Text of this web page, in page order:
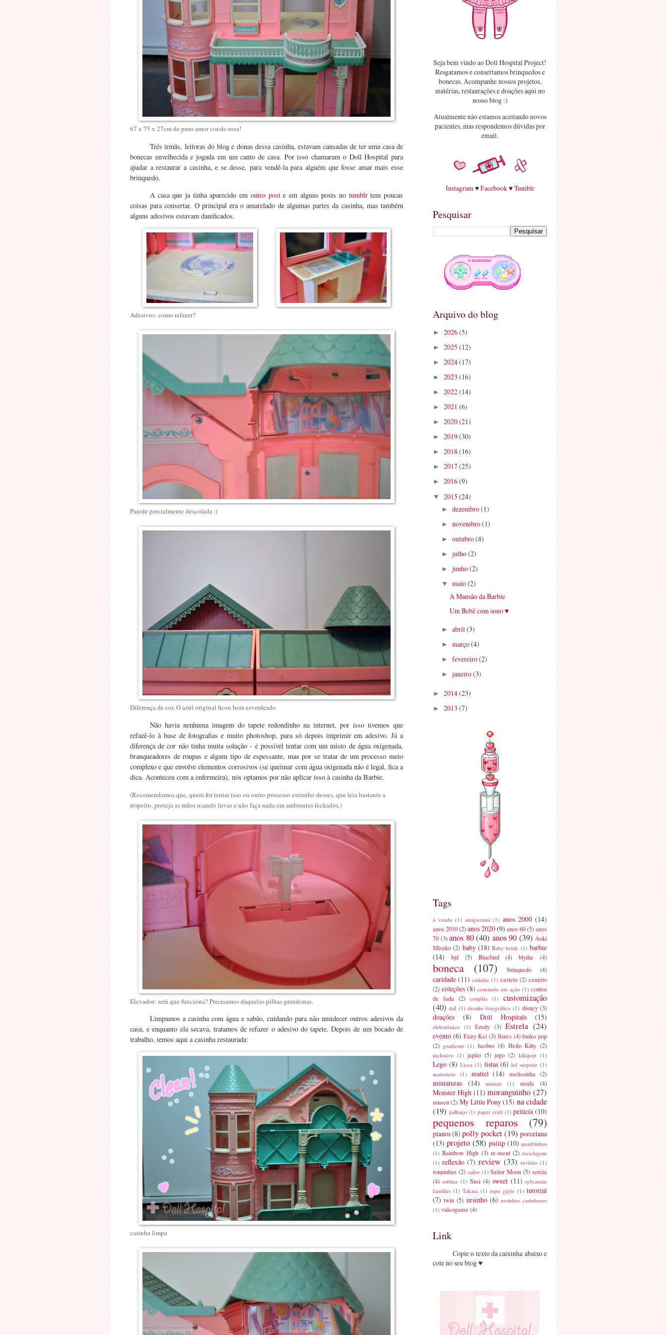
67 x 75 x 27cm de puro amor cor-de-rosa!
Três irmãs, leitoras do blog e donas dessa casinha, estavam cansadas de ter uma casa de
bonecas envelhecida e jogada em um canto de casa. Por isso chamaram o Doll Hospital para
ajudar a restaurar a casinha, e se desse, para vendê-la para alguém que fosse amar mais esse
brinquedo.
A casa que ja tinha aparecido em outro poste em alguns posts no tumblrtem poucas
coisas para consertar. O principal era o amarelado de algumas partes da casinha, mas também
alguns adesivos estavam danificados.
Adesivos: como refazer?
Parede parcialmente descolada :(
Diferença de cor. O azul original ficou bem esverdeado
Não havia nenhuma imagem do tapete redondinho na internet, por isso tivemos que
refazê-lo à base de fotografias e muito photoshop, para só depois imprimir em adesivo. Já a
diferença de cor não tinha muita solução - é possível tentar com um misto de água oxigenada,
branqueadores de roupas e algum tipo de espessante, mas por se tratar de um processo meio
complexo e que envolve elementos corrosivos (se queimar com água oxigenada não é legal, fica a
dica. Aconteceu com a enfermeira), nós optamos por não aplicar isso à casinha da Barbie.
(Recomendamos que, quem for tentar isso ou outro processo estranho desses, que leia bastante a
respeito, proteja as mãos usando luvas e não faça nada em ambientes fechados.)
Elevador: será que funciona? Precisamos daquelas pilhas grandonas.
Limpamos a casinha com água e sabão, cuidando para não umidecer outros adesivos da
casa, e enquanto ela secava, tratamos de refazer o adesivo do tapete. Depois de um bocado de
trabalho, temos aqui a casinha restaurada:
casinha limpa
Seja bem vindo ao Doll Hospital Project!
Resgatamos e consertamos brinquedos e
bonecas. Acompanhe nossos projetos,
matérias, restaurações e doações aqui no
nosso blog :)
Atualmente não estamos aceitando novos
pacientes, mas respondemos dúvidas por
email.
Instagram ♥Facebook♥Tumblr
Pesquisar
Arquivo do blog
► 2026(5)
► 2025 (12)
► 2024(17)
► 2023 (16)
► 2022(14)
► 2021 (6)
► 2020(21)
► 2019(30)
► 2018(16)
► 2017(25)
► 2016(9)
▼ 2015 (24)
► dezembro(1)
► novembro(1)
► outubro(4)
► julho(2)
► junho(2)
▼ maio(2)
A Mansão da Barbie
Um Bebê com sono ♥
► abril(3)
► março(4)
► fevereiro(2)
► janeiro(3)
► 2014(23)
► 2013 (7)
Tags
à venda (1) amigurumi (1) anos 2000 (14)
anos 2010(2)anos 2020(9) anos 60(5)anos
70 (3) anos 80 (40) anos 90 (39) Aoki
Misako (2) baby (18) Baby brink (1) barbie
(14)
bjd (5) Bluebird (4) blythe (4)
boneca (107) brinquedo (4)
caridade (11) casinha (1) castelo (2) cenário
(2) coleções (8) comando em ação (1) contos
de fada
(2) cotiplás (1)
customização
(40) dal (1) desafio fotográfico (1) disney (3)
doações (8) Doll Hospitals (15)
eleletrônico (1) Emily (3) Estrela (24)
evento (6) Fairy Kei (3) flores (4) funko pop
(2) gradiente (1) hasbro (4) Hello Kitty (2)
inclusivo (1) japão (5) jogo (2) kikipop (1)
Lego (8) Licca (1) listas (6) lol surprise (1)
marionete (1) mattel (14) melissinha (2)
miniaturas (14) minnie (1) moda (4)
Monster High (11) moranguinho (27)
museu (2) My Little Pony(15) na cidade
(19) palhaço (1) paper craft (1) pelúcia (10)
pequenos reparos (79)
planos(8) polly pocket(19) porcelana
(13) projeto (58) pullip (10) quadrinhos
(1) Rainbow High (3) re-ment (2) reciclagem
(1) reflexão (7) review (33) revistas (1)
roupinhas (2) sailor (1) Sailor Moon (5) sereia
(4) softina (1) Susi (4) sweet (11) sylvanian
families (1) Takara (1) topo gigio (1) tutorial
(7) twin (5) ursinho (6) ursinhos carinhosos
(1) videogame (4)
Link
Copie o texto da caixinha abaixo e
cole no seu blog ♥